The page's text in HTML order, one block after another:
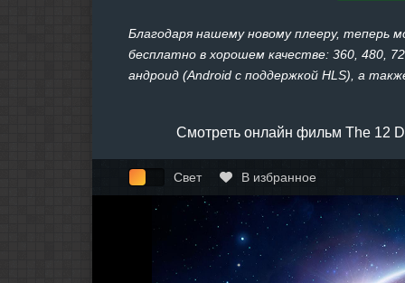
Благодаря нашему новому плееру, теперь
бесплатно в хорошем качестве: 360, 480,
андроид (Android с поддержкой HLS), а
Смотреть онлайн фильм The 12
Свет В избранное